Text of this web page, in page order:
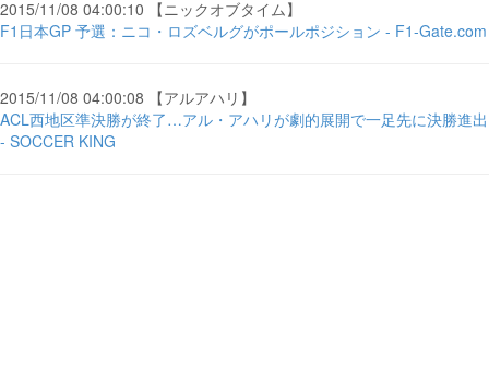
2015/11/08 04:00:10 【ニックオブタイム】
F1日本GP 予選：ニコ・ロズベルグがポールポジション - F1-Gate.com
2015/11/08 04:00:08 【アルアハリ】
ACL西地区準決勝が終了…アル・アハリが劇的展開で一足先に決勝進出
- SOCCER KING